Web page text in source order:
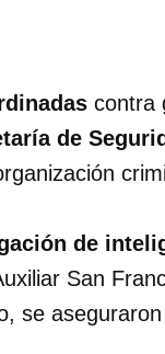
contra
de
de
San
se